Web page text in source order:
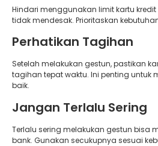
Hindari menggunakan limit kartu
tidak mendesak. Prioritaskan
Perhatikan Tagihan
Setelah melakukan gestun, pastikan
tagihan tepat waktu. Ini penting untuk
baik.
Jangan Terlalu Sering
Terlalu sering melakukan gestun bisa
bank. Gunakan secukupnya sesuai